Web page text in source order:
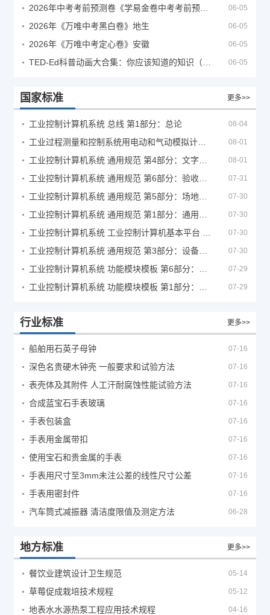
06-05
2026年《万唯中考黑白卷》地生 06-05
2026年《万唯中考定心卷》安徽 06-05
06-05
国家标准 更多>>
工业控制计算机系统 总线 第1部分：总论 08-04
08-01
08-01
07-31
07-30
07-30
07-30
07-30
07-29
07-29
行业标准 更多>>
船舶用石英子母钟 07-16
深色名贵硬木钟壳 一般要求和试验方法 07-16
表壳体及其附件 人工汗耐腐蚀性能试验方法 07-16
合成蓝宝石手表玻璃 07-16
手表包装盒 07-16
手表用金属带扣 07-16
使用宝石和贵金属的手表 07-16
手表用尺寸至3mm未注公差的线性尺寸公差 07-16
手表用密封件 07-16
汽车筒式减振器 清洁度限值及测定方法 06-28
地方标准 更多>>
餐饮业建筑设计卫生规范 05-14
草莓促成栽培技术规程 05-12
地表水水源热泵工程应用技术规程 04-16